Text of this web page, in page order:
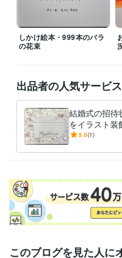
4.お手元に届きましたら、絵本
オーダーメイドで手作りの絵
品は受け付けておりません。ご
「第54回　日本現代工芸美術
得意分野
イラスト作成・漫画制作
オー
メッセージカード代筆　手
手書き絵本
しかけ絵本・999本のバラ
の花束
出品者の人気サービス
結婚式の招待
をイラスト装
返信にお祝
ます
5.0(1)
このブログを見た人に